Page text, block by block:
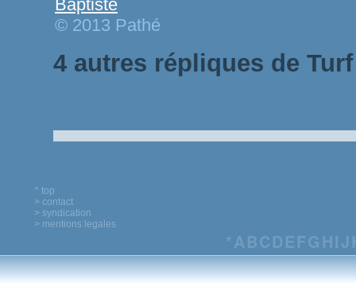
Baptiste
© 2013 Pathé
4 autres répliques de Turf
^ top
> contact
> syndication
> mentions legales
*ABCDEFG HIJ